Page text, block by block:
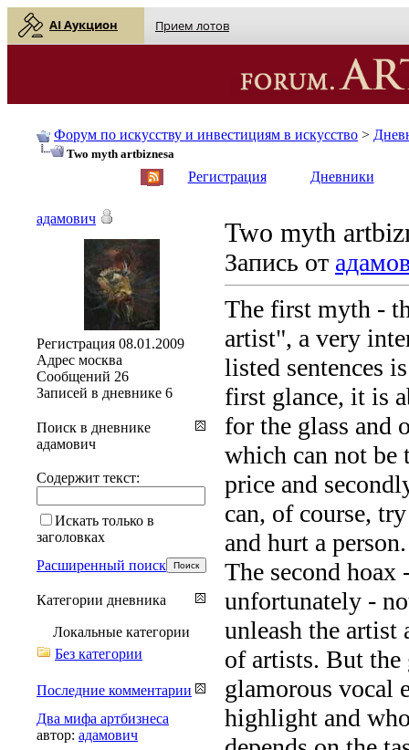
AI Аукцион Прием лотов
Форум по искусству и инвестициям в искусство >
Two myth artbiznesa
Регистрация Дневники
Two myth
Запись от
The first myth -
artist", a very
listed sentences
first glance, it is
for the glass and
which can not be
price and
can, of course,
and hurt a person.
The second hoax
unfortunately -
unleash the artist
of artists. But
glamorous vocal
highlight and
адамович
Регистрация 08.01.2009
Адрес москва
Сообщений 26
Записей в дневнике 6
Поиск в дневнике
адамович
Содержит текст:
Искать только в
заголовках
Расширенный поиск
Категории дневника
Локальные категории
Без категории
Последние комментарии
Два мифа артбизнеса
автор: адамович